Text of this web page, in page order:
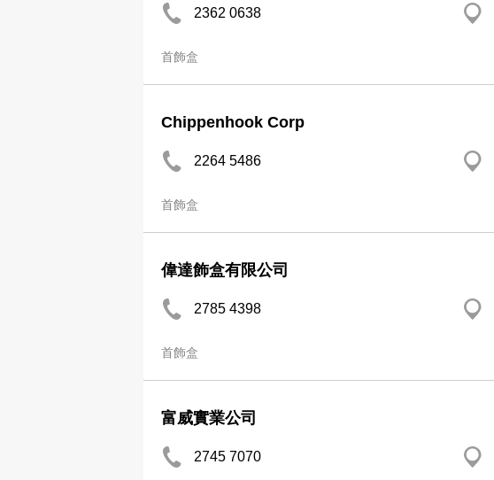
2362 0638
首飾盒
Chippenhook Corp
2264 5486
首飾盒
偉達飾盒有限公司
2785 4398
首飾盒
富威實業公司
2745 7070